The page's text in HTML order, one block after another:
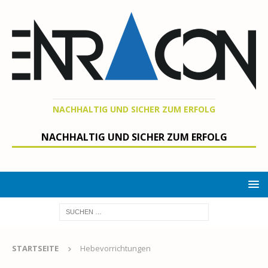
NACHHALTIG UND SICHER ZUM ERFOLG
NACHHALTIG UND SICHER ZUM ERFOLG
STARTSEITE Hebevorrichtungen